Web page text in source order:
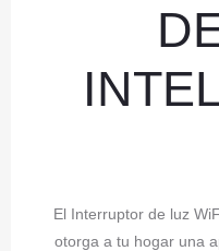
El Interruptor de luz
otorga a tu hogar una